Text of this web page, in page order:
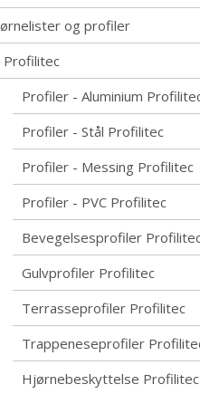
og profiler
Profilitec
Profiler - Aluminium
Profiler - Stål Profilitec
Profiler - Messing Profilitec
Profiler - PVC Profilitec
Bevegelsesprofiler
Gulvprofiler Profilitec
Terrasseprofiler Profilitec
Trappeneseprofiler
Hjørnebeskyttelse Profilitec